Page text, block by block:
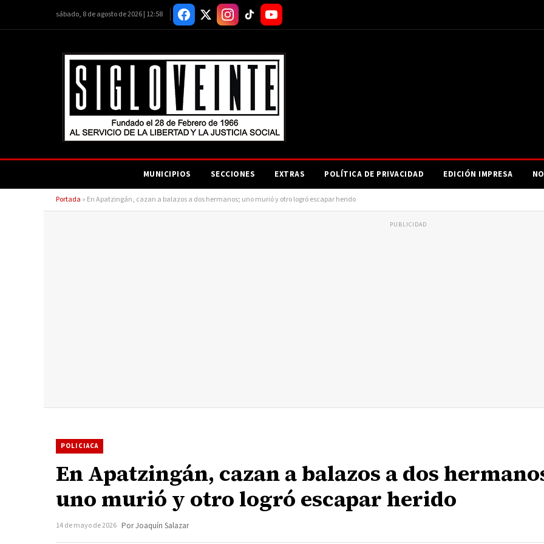
sábado, 8 de agosto de 2026 | 12:58
MUNICIPIOS SECCIONES EXTRAS POLÍTICA DE PRIVACIDAD EDICIÓN IMPRESA
Portada » En Apatzingán, cazan a balazos a dos hermanos; uno murió y otro logró escapar herido
PUBLICIDAD
POLICIACA
En Apatzingán, cazan a balazos a dos
uno murió y otro logró escapar herido
14 de mayo de 2026 Por Joaquín Salazar